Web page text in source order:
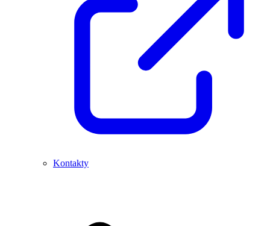
Kontakty